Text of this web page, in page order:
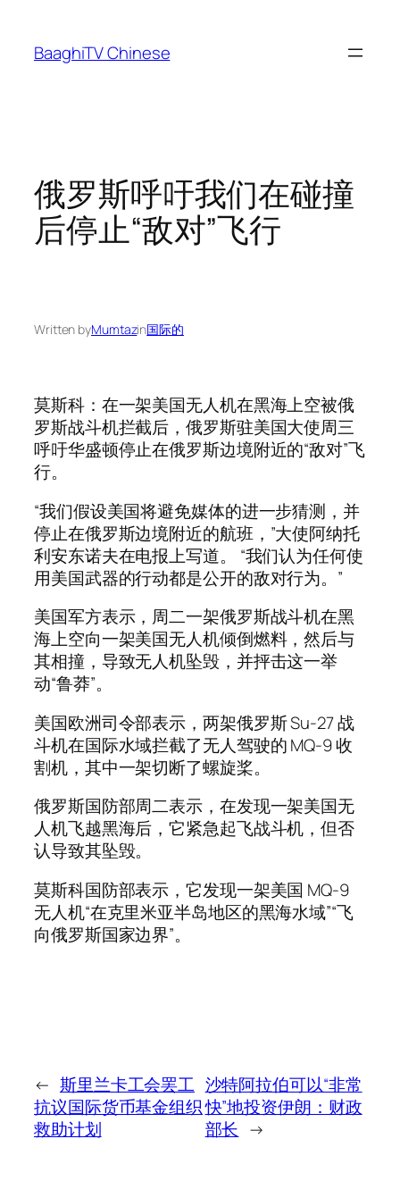
content
BaaghiTV Chinese
俄罗斯呼吁我们在碰撞
后停止“敌对”飞行
Written byMumtazin国际的
莫斯科：在一架美国无人机在黑海上空被俄
罗斯战斗机拦截后，俄罗斯驻美国大使周三
呼吁华盛顿停止在俄罗斯边境附近的“敌对”飞
行。
“我们假设美国将避免媒体的进一步猜测，并
停止在俄罗斯边境附近的航班，”大使阿纳托
利安东诺夫在电报上写道。 “我们认为任何使
用美国武器的行动都是公开的敌对行为。”
美国军方表示，周二一架俄罗斯战斗机在黑
海上空向一架美国无人机倾倒燃料，然后与
其相撞，导致无人机坠毁，并抨击这一举
动“鲁莽”。
美国欧洲司令部表示，两架俄罗斯 Su-27 战
斗机在国际水域拦截了无人驾驶的 MQ-9 收
割机，其中一架切断了螺旋桨。
俄罗斯国防部周二表示，在发现一架美国无
人机飞越黑海后，它紧急起飞战斗机，但否
认导致其坠毁。
莫斯科国防部表示，它发现一架美国 MQ-9
无人机“在克里米亚半岛地区的黑海水域”“飞
向俄罗斯国家边界”。
← 斯里兰卡工会罢工
抗议国际货币基金组织
救助计划
沙特阿拉伯可以“非常
快”地投资伊朗：财政
部长 →